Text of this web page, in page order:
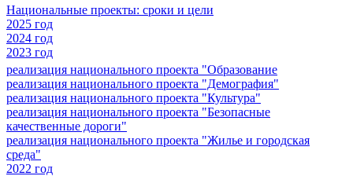
Национальные проекты: сроки и цели
2025 год
2024 год
2023 год
реализация национального проекта "Образование
реализация национального проекта "Демография"
реализация национального проекта "Культура"
реализация национального проекта "Безопасные
качественные дороги"
реализация национального проекта "Жилье и городская
среда"
2022 год